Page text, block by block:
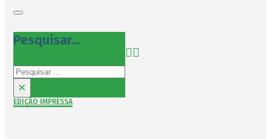
Pesquisar...
Pesquisar
×
EDIÇÃO IMPRESSA